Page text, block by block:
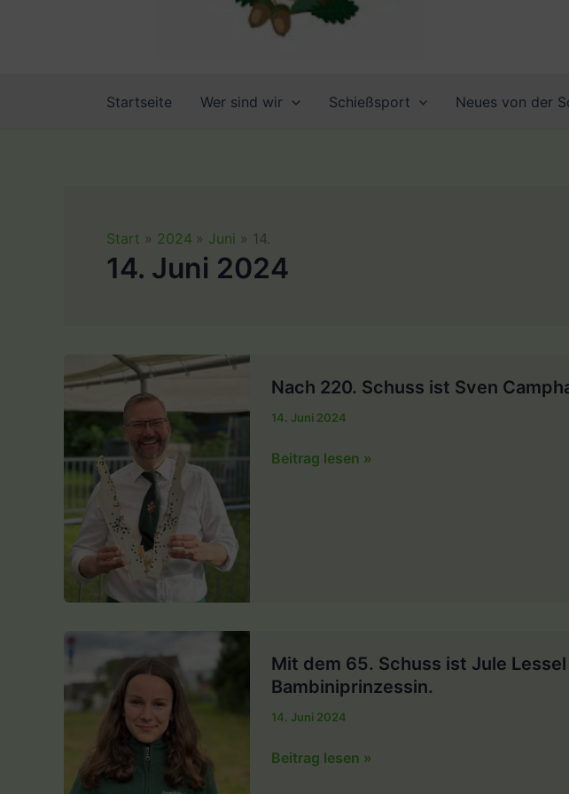
Startseite Wer sind wir Schießsport Neues von der
Start 2024 Juni 14.
14. Juni 2024
Nach 220. Schuss ist Sven
14. Juni 2024
Nach
Beitrag lesen »
Mit dem 65. Schuss ist Jule
Bambiniprinzessin.
14. Juni 2024
Mit
Beitrag lesen »